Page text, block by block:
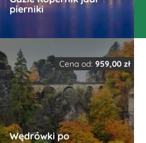
wybrać
stronie
produktu
pierniki
produkt
ma
wiele
wariantów.
Opcje
można
Wędrówki po
Cena od: 959,00 zł